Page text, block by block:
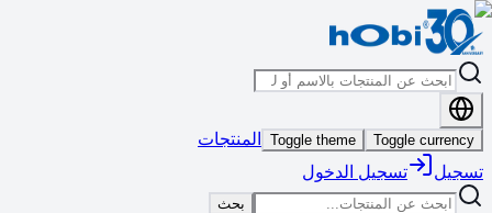
Toggle currency
Toggle theme
المنتجات
تسجيل
تسجيل الدخول
بحث